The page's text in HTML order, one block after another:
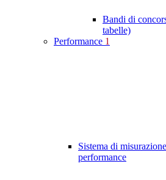
Bandi di
tabelle)
Performance 1
Sistema di
performance